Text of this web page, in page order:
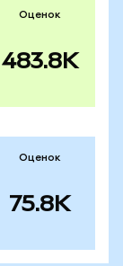
Оценок
483.8K
Оценок
75.8K